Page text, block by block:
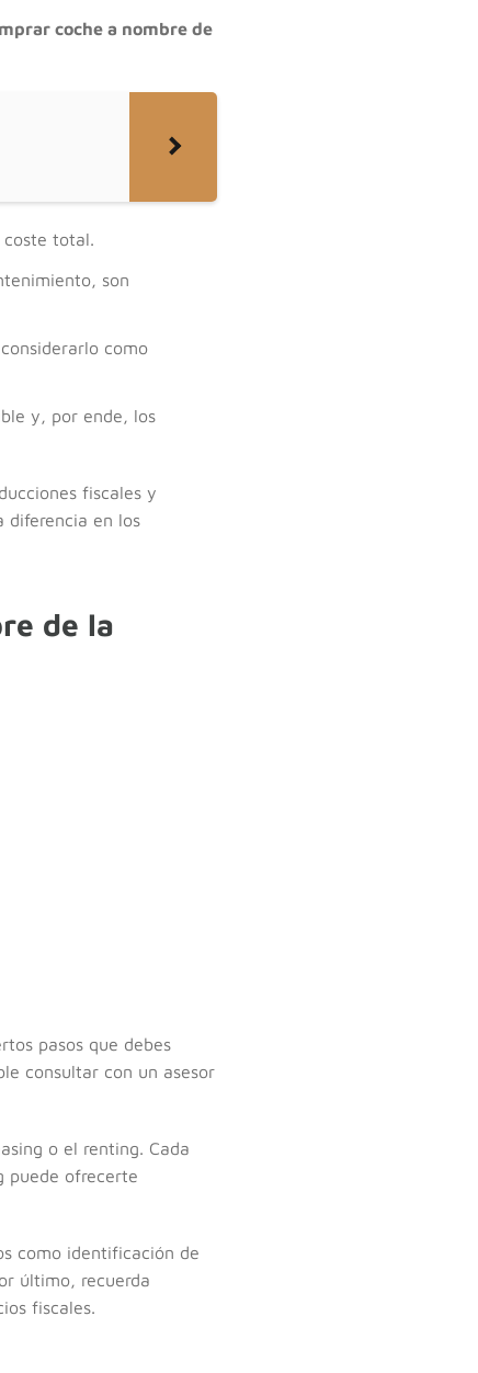
coche a nombre de
coste total.
son
como
y, por ende, los
fiscales y
diferencia en los
de la
pasos que debes
consultar con un asesor
o el renting. Cada
puede ofrecerte
como identificación de
último, recuerda
fiscales.